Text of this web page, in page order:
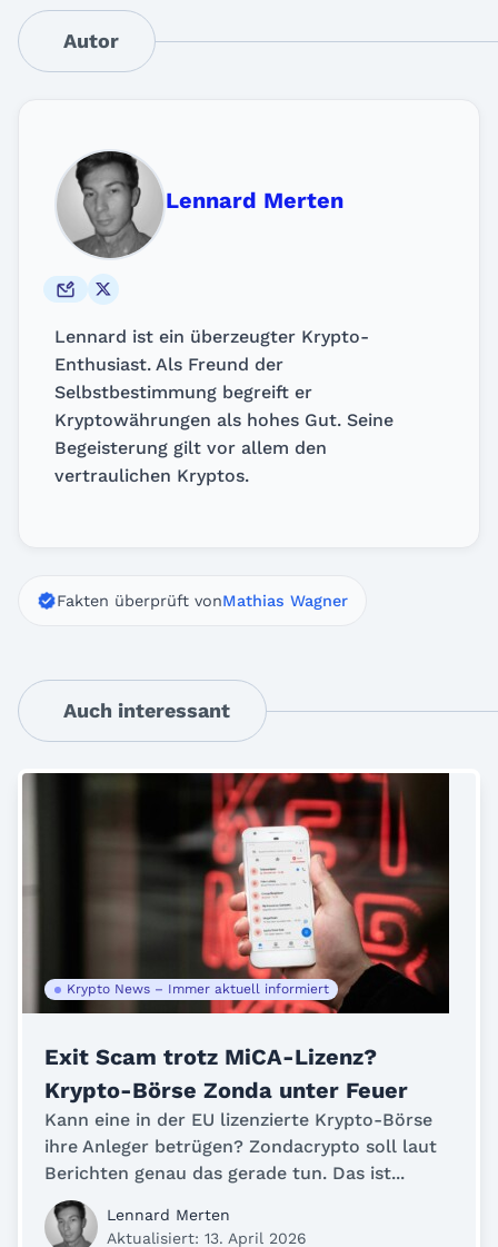
Autor
Lennard Merten
Lennard ist ein überzeugter Krypto-
Enthusiast. Als Freund der
Selbstbestimmung begreift er
Kryptowährungen als hohes Gut. Seine
Begeisterung gilt vor allem den
vertraulichen Kryptos.
Fakten überprüft vonMathias Wagner
Auch interessant
Krypto News – Immer aktuell informiert
Exit Scam trotz MiCA-Lizenz?
Krypto-Börse Zonda unter Feuer
Kann eine in der EU lizenzierte Krypto-Börse
ihre Anleger betrügen? Zondacrypto soll laut
Berichten genau das gerade tun. Das ist...
Lennard Merten
Aktualisiert: 13. April 2026